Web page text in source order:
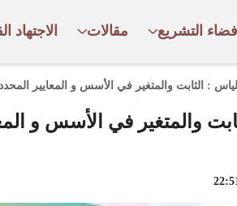
فضاء التشريع مقالات الاجتهاد
: الثابت والمتغير في الأسس و المعايير
والمتغير في الأسس و